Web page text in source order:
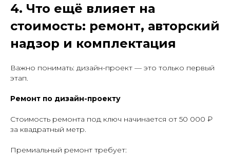
4. Что ещё влияет на
стоимость: ремонт, авторский
надзор и комплектация
Важно понимать: дизайн-проект — это только первый
этап.
Ремонт по дизайн-проекту
Стоимость ремонта под ключ начинается от 50 000 ₽
за квадратный метр.
Премиальный ремонт требует: